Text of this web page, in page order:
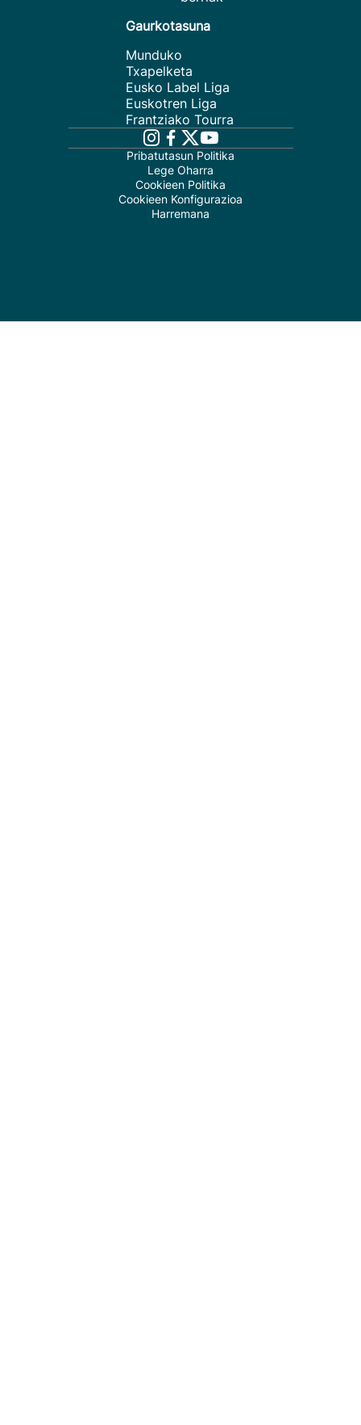
Gaurkotasuna
Munduko
Txapelketa
Eusko Label Liga
Euskotren Liga
Frantziako Tourra
Pribatutasun Politika
Lege Oharra
Cookieen Politika
Cookieen Konfigurazioa
Harremana